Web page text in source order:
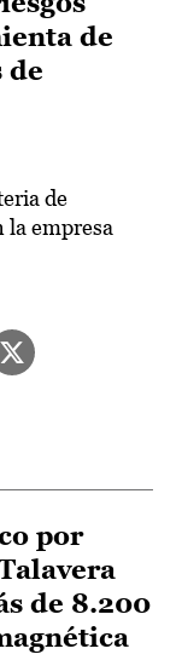
de
de
de
la empresa
por
de 8.200